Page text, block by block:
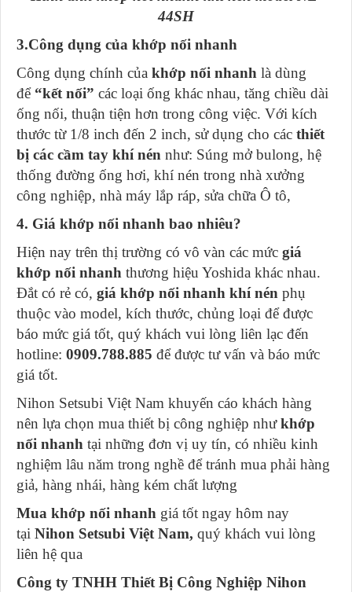
44SH
3.Công dụng của khớp nối nhanh
Công dụng chính của khớp nối nhanh là dùng
để“kết nối” các loại ống khác nhau, tăng chiều dài
ống nối, thuận tiện hơn trong công việc. Với kích
thước từ 1/8 inch đến 2 inch, sử dụng cho các thiết
bị các cầm tay khí nén như: Súng mở bulong, hệ
thống đường ống hơi, khí nén trong nhà xưởng
công nghiệp, nhà máy lắp ráp, sửa chữa Ô tô,
4. Giá khớp nối nhanh bao nhiêu?
Hiện nay trên thị trường có vô vàn các mức giá
khớp nối nhanh thương hiệu Yoshida khác nhau.
Đắt có rẻ có, giá khớp nối nhanh khí nén phụ
thuộc vào model, kích thước, chủng loại để được
báo mức giá tốt, quý khách vui lòng liên lạc đến
hotline: 0909.788.885 để được tư vấn và báo mức
giá tốt.
Nihon Setsubi Việt Nam khuyến cáo khách hàng
nên lựa chọn mua thiết bị công nghiệp nhưkhớp
nối nhanh tại những đơn vị uy tín, có nhiều kinh
nghiệm lâu năm trong nghề để tránh mua phải hàng
giả, hàng nhái, hàng kém chất lượng
Mua khớp nối nhanh giá tốt ngay hôm nay
tại Nihon Setsubi Việt Nam, quý khách vui lòng
liên hệ qua
Công ty TNHH Thiết Bị Công Nghiệp Nihon